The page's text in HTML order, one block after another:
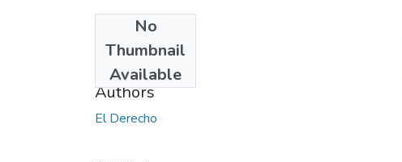
No
Thumbnail
Available
1958
Authors
El Derecho